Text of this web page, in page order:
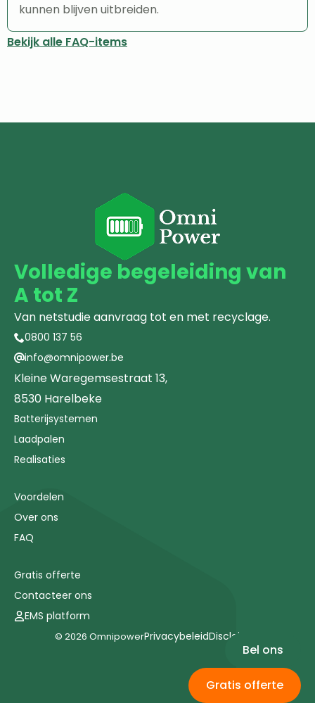
Bel ons
Gratis offerte
kunnen blijven uitbreiden.
Bekijk alle FAQ-items
Volledige begeleiding van
A tot Z
Van netstudie aanvraag tot en met recyclage.
0800 137 56
info@omnipower.be
Kleine Waregemsestraat 13,
8530 Harelbeke
Batterijsystemen
Laadpalen
Realisaties
Voordelen
Over ons
FAQ
Gratis offerte
Contacteer ons
EMS platform
© 2026 OmnipowerPrivacybeleidDisclaimer